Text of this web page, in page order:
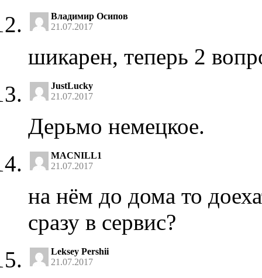
Владимир Осипов
21.07.2017
шикарен, теперь 2
JustLucky
21.07.2017
Дерьмо немецкое.
MACNILL1
21.07.2017
на нём до дома то
сразу в сервис?
Leksey Pershii
21.07.2017